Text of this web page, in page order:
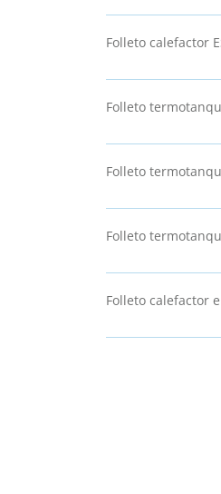
Folleto calefactor
Folleto
Folleto
Folleto
Folleto calefactor